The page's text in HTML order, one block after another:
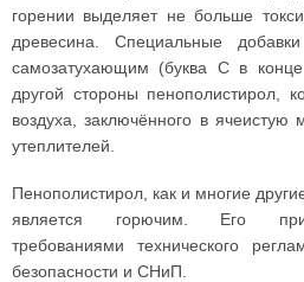
горении выделяет не больше
древесина. Специальные
самозатухающим (буква С в
другой стороны пенополистирол,
воздуха, заключённого в
утеплителей.
Пенополистирол, как и многие
является горючим. Его
требованиями технического
безопасности и СНиП.